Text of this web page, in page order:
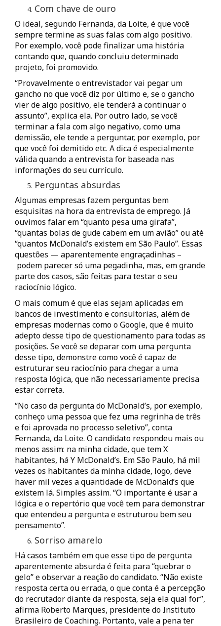
Com chave de ouro
O ideal, segundo Fernanda, da Loite, é que você
sempre termine as suas falas com algo positivo.
Por exemplo, você pode finalizar uma história
contando que, quando concluiu determinado
projeto, foi promovido.
“Provavelmente o entrevistador vai pegar um
gancho no que você diz por último e, se o gancho
vier de algo positivo, ele tenderá a continuar o
assunto”, explica ela. Por outro lado, se você
terminar a fala com algo negativo, como uma
demissão, ele tende a perguntar, por exemplo, por
que você foi demitido etc. A dica é especialmente
válida quando a entrevista for baseada nas
informações do seu currículo.
Perguntas absurdas
Algumas empresas fazem perguntas bem
esquisitas na hora da entrevista de emprego. Já
ouvimos falar em “quanto pesa uma girafa”,
“quantas bolas de gude cabem em um avião” ou até
“quantos McDonald’s existem em São Paulo”. Essas
questões — aparentemente engraçadinhas –
podem parecer só uma pegadinha, mas, em grande
parte dos casos, são feitas para testar o seu
raciocínio lógico.
O mais comum é que elas sejam aplicadas em
bancos de investimento e consultorias, além de
empresas modernas como o Google, que é muito
adepto desse tipo de questionamento para todas as
posições. Se você se deparar com uma pergunta
desse tipo, demonstre como você é capaz de
estruturar seu raciocínio para chegar a uma
resposta lógica, que não necessariamente precisa
estar correta.
“No caso da pergunta do McDonald’s, por exemplo,
conheço uma pessoa que fez uma regrinha de três
e foi aprovada no processo seletivo”, conta
Fernanda, da Loite. O candidato respondeu mais ou
menos assim: na minha cidade, que tem X
habitantes, há Y McDonald’s. Em São Paulo, há mil
vezes os habitantes da minha cidade, logo, deve
haver mil vezes a quantidade de McDonald’s que
existem lá. Simples assim. “O importante é usar a
lógica e o repertório que você tem para demonstrar
que entendeu a pergunta e estruturou bem seu
pensamento”.
Sorriso amarelo
Há casos também em que esse tipo de pergunta
aparentemente absurda é feita para “quebrar o
gelo” e observar a reação do candidato. “Não existe
resposta certa ou errada, o que conta é a percepção
do recrutador diante da resposta, seja ela qual for”,
afirma Roberto Marques, presidente do Instituto
Brasileiro de Coaching. Portanto, vale a pena ter